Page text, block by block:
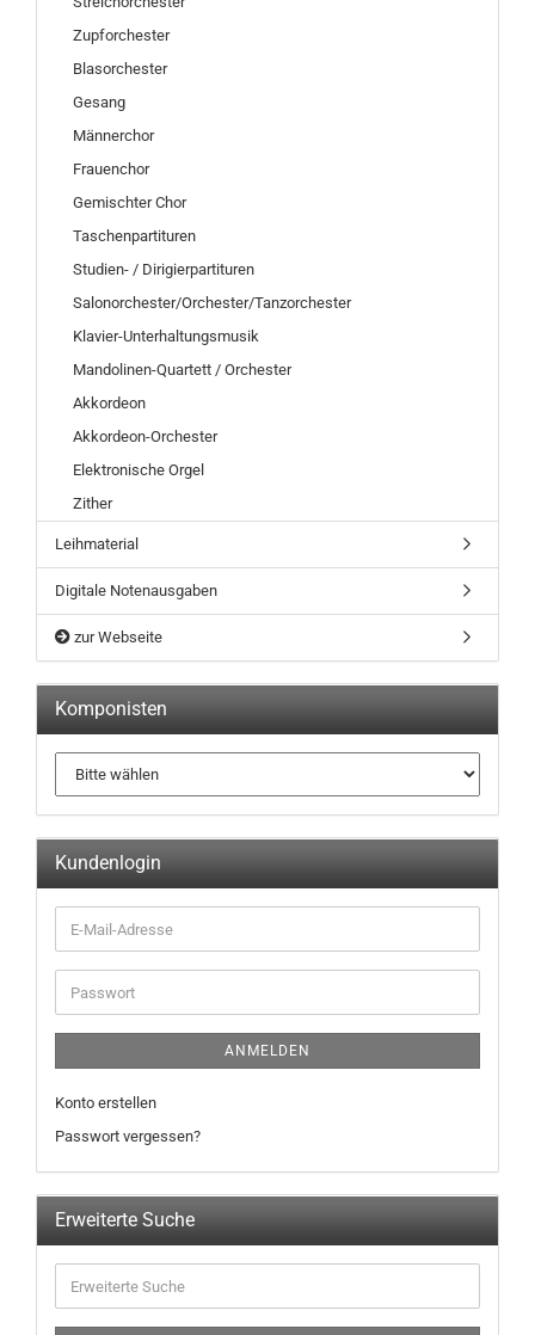
Zupforchester
Blasorchester
Gesang
Männerchor
Frauenchor
Gemischter Chor
Taschenpartituren
Studien- / Dirigierpartituren
Salonorchester/Orchester/Tanzorchester
Klavier-Unterhaltungsmusik
Mandolinen-Quartett / Orchester
Akkordeon
Akkordeon-Orchester
Elektronische Orgel
Zither
Leihmaterial
Digitale Notenausgaben
zur Webseite
Komponisten
Kundenlogin
ANMELDEN
Konto erstellen
Passwort vergessen?
Erweiterte Suche